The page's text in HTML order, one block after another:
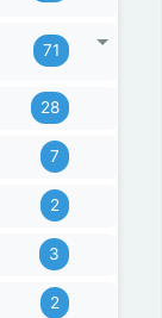
71
28
7
2
3
2